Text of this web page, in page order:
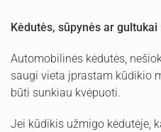
Kėdutės, sūpynės ar
Automobilinės kėdutės,
saugi vieta įprastam kūdikio
būti sunkiau kvėpuoti.
Jei kūdikis užmigo kėdutėje,